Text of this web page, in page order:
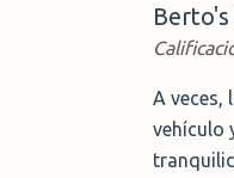
A veces,
vehículo